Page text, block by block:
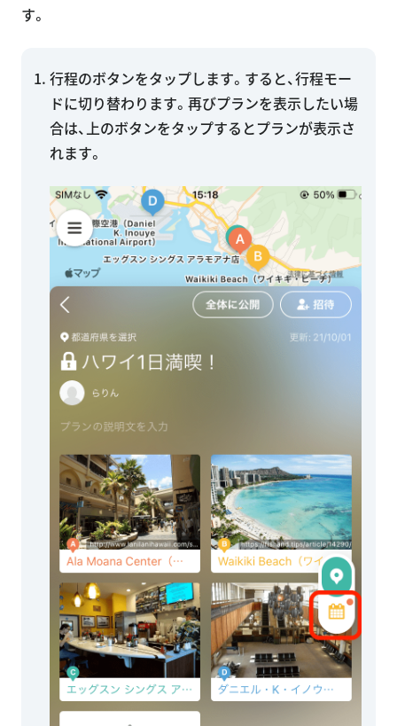
す。
行程のボタンをタップします。すると、行程モー
ドに切り替わります。再びプランを表示したい場
合は、上のボタンをタップするとプランが表示さ
れます。